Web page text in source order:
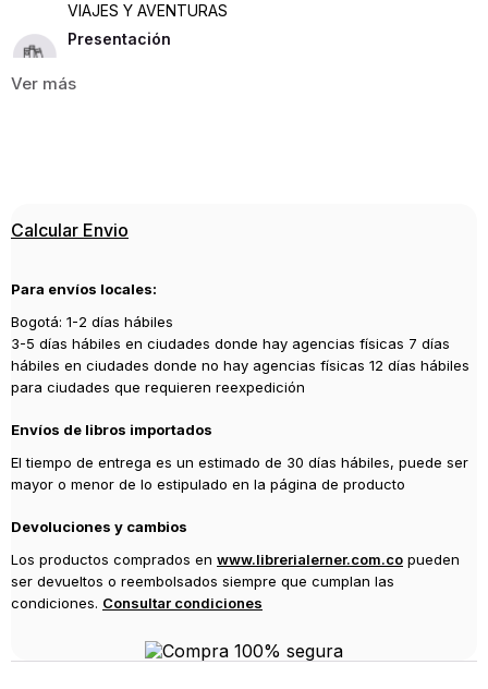
VIAJES Y AVENTURAS
Presentación
9789584282019
PLANETA JUNIOR
Año de publicación
2020
Calcular Envio
Para envíos locales:
Bogotá: 1-2 días hábiles
3-5 días hábiles en ciudades donde hay agencias físicas 7 días
hábiles en ciudades donde no hay agencias físicas 12 días hábiles
para ciudades que requieren reexpedición
Envíos de libros importados
El tiempo de entrega es un estimado de 30 días hábiles, puede ser
mayor o menor de lo estipulado en la página de producto
Devoluciones y cambios
Los productos comprados en www.librerialerner.com.co pueden
ser devueltos o reembolsados siempre que cumplan las
condiciones. Consultar condiciones